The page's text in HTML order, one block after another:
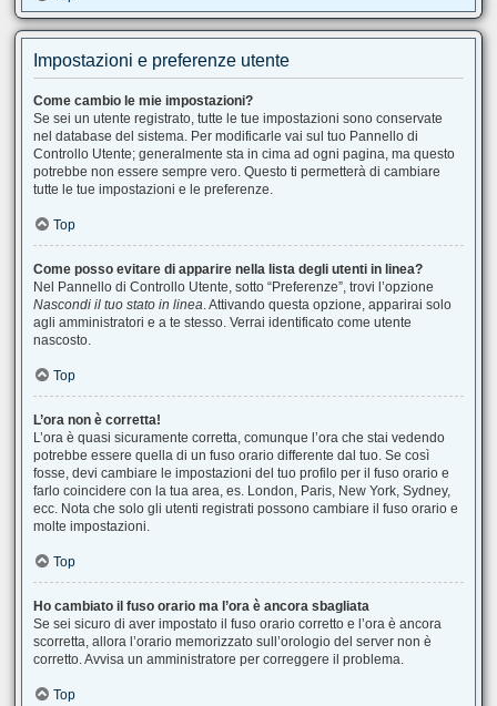
Impostazioni e preferenze utente
Come cambio le mie impostazioni?
Se sei un utente registrato, tutte le tue impostazioni sono conservate
nel database del sistema. Per modificarle vai sul tuo Pannello di
Controllo Utente; generalmente sta in cima ad ogni pagina, ma questo
potrebbe non essere sempre vero. Questo ti permetterà di cambiare
tutte le tue impostazioni e le preferenze.
Top
Come posso evitare di apparire nella lista degli utenti in linea?
Nel Pannello di Controllo Utente, sotto “Preferenze”, trovi l’opzione
Nascondi il tuo stato in linea. Attivando questa opzione, apparirai solo
agli amministratori e a te stesso. Verrai identificato come utente
nascosto.
Top
L’ora non è corretta!
L’ora è quasi sicuramente corretta, comunque l’ora che stai vedendo
potrebbe essere quella di un fuso orario differente dal tuo. Se così
fosse, devi cambiare le impostazioni del tuo profilo per il fuso orario e
farlo coincidere con la tua area, es. London, Paris, New York, Sydney,
ecc. Nota che solo gli utenti registrati possono cambiare il fuso orario e
molte impostazioni.
Top
Ho cambiato il fuso orario ma l’ora è ancora sbagliata
Se sei sicuro di aver impostato il fuso orario corretto e l’ora è ancora
scorretta, allora l’orario memorizzato sull’orologio del server non è
corretto. Avvisa un amministratore per correggere il problema.
Top